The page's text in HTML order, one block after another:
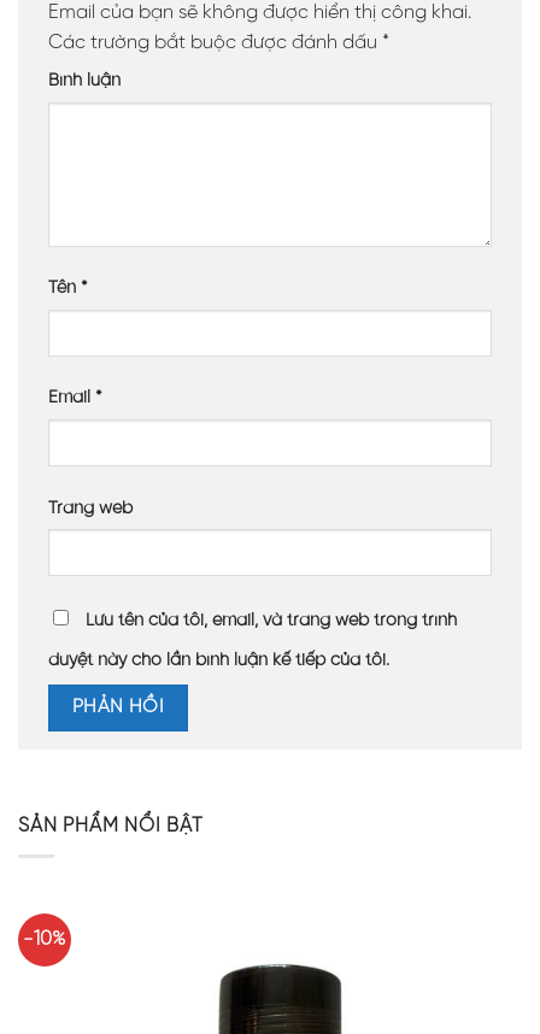
Email của bạn sẽ không được hiển thị công khai.
Các trường bắt buộc được đánh dấu *
Bình luận
Tên *
Email *
Trang web
Lưu tên của tôi, email, và trang web trong trình
duyệt này cho lần bình luận kế tiếp của tôi.
SẢN PHẨM NỔI BẬT
-10%